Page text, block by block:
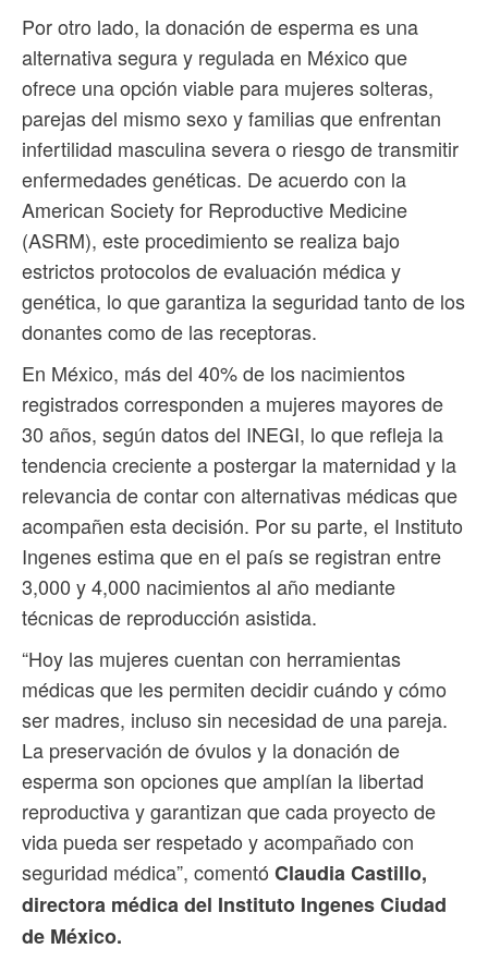
Por otro lado, la donación de esperma es una
alternativa segura y regulada en México que
ofrece una opción viable para mujeres solteras,
parejas del mismo sexo y familias que enfrentan
infertilidad masculina severa o riesgo de transmitir
enfermedades genéticas. De acuerdo con la
American Society for Reproductive Medicine
(ASRM), este procedimiento se realiza bajo
estrictos protocolos de evaluación médica y
genética, lo que garantiza la seguridad tanto de los
donantes como de las receptoras.
En México, más del 40% de los nacimientos
registrados corresponden a mujeres mayores de
30 años, según datos del INEGI, lo que refleja la
tendencia creciente a postergar la maternidad y la
relevancia de contar con alternativas médicas que
acompañen esta decisión. Por su parte, el Instituto
Ingenes estima que en el país se registran entre
3,000 y 4,000 nacimientos al año mediante
técnicas de reproducción asistida.
“Hoy las mujeres cuentan con herramientas
médicas que les permiten decidir cuándo y cómo
ser madres, incluso sin necesidad de una pareja.
La preservación de óvulos y la donación de
esperma son opciones que amplían la libertad
reproductiva y garantizan que cada proyecto de
vida pueda ser respetado y acompañado con
seguridad médica”, comentó Claudia Castillo,
directora médica del Instituto Ingenes Ciudad
de México.